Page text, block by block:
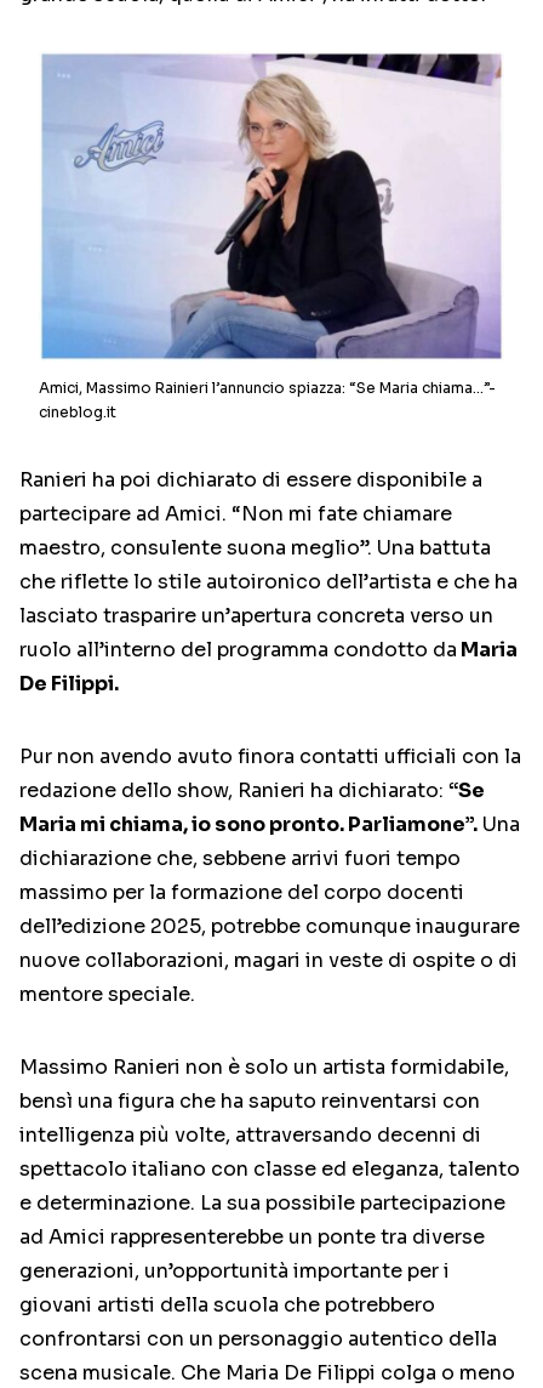
Amici, Massimo Rainieri l’annuncio spiazza: “Se Maria chiama…”-
cineblog.it
Ranieri ha poi dichiarato di essere disponibile a
partecipare ad Amici. “Non mi fate chiamare
maestro, consulente suona meglio”. Una battuta
che riflette lo stile autoironico dell’artista e che ha
lasciato trasparire un’apertura concreta verso un
ruolo all’interno del programma condotto da Maria
De Filippi.
Pur non avendo avuto finora contatti ufficiali con la
redazione dello show, Ranieri ha dichiarato: “Se
Maria mi chiama, io sono pronto. Parliamone”. Una
dichiarazione che, sebbene arrivi fuori tempo
massimo per la formazione del corpo docenti
dell’edizione 2025, potrebbe comunque inaugurare
nuove collaborazioni, magari in veste di ospite o di
mentore speciale.
Massimo Ranieri non è solo un artista formidabile,
bensì una figura che ha saputo reinventarsi con
intelligenza più volte, attraversando decenni di
spettacolo italiano con classe ed eleganza, talento
e determinazione. La sua possibile partecipazione
ad Amici rappresenterebbe un ponte tra diverse
generazioni, un’opportunità importante per i
giovani artisti della scuola che potrebbero
confrontarsi con un personaggio autentico della
scena musicale. Che Maria De Filippi colga o meno